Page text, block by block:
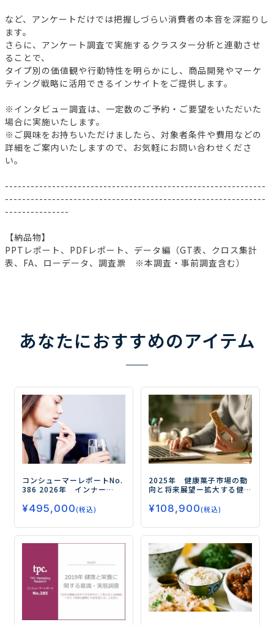
など、アンケートだけでは把握しづらい消費者の本音を深掘りし
ます。
さらに、アンケート調査で実施するクラスター分析と連動させ
ることで、
タイプ別の価値観や行動特性を明らかにし、商品開発やマーケ
ティング戦略に活用できるインサイトをご提供します。
※インタビュー調査は、一定数のご予約・ご要望をいただいた
場合に実施いたします。
※ご興味をお持ちいただけましたら、対象者条件や費用などの
詳細をご案内いたしますので、お気軽にお問い合わせくださ
い。
-------------------------------------------------------------
-------------------------------------------------------------
---------------
【納品物】
PPTレポート、PDFレポート、データ編（GT表、クロス集計
表、FA、ローデータ、調査票 ※本調査・事前調査含む）
あなたにおすすめのアイテム
コンシューマーレポートNo.
386 2026年 インナー
（第4弾）ー手軽化する摂取
行動と若年化する健康意
識ー
¥495,000(税込)
2025年 健康菓子市場の動
向と将来展望ー拡大する健
はー
¥108,900(税込)